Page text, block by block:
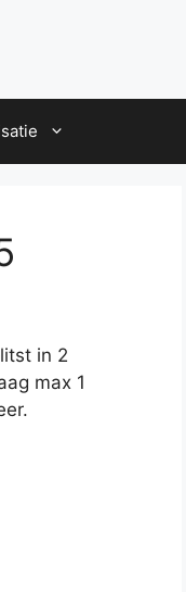
in 2
max 1